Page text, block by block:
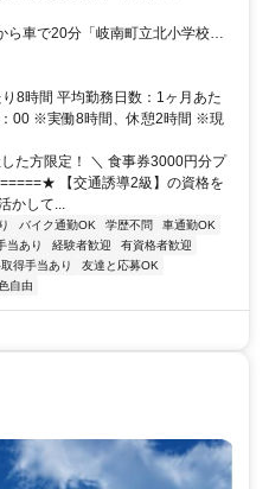
ら車で20分「岐南町立北小学校」
8時間 平均勤務日数：1ヶ月あた
00 ※実働8時間、休憩2時間 ※現
た方限定！ ＼ 食事券3000円分プ
【交通誘導2級】の資格を
かして...
バイク通勤OK 学歴不問
車通勤OK
当あり 経験者歓迎
有資格者歓迎
得手当あり
友達と応募OK
自由